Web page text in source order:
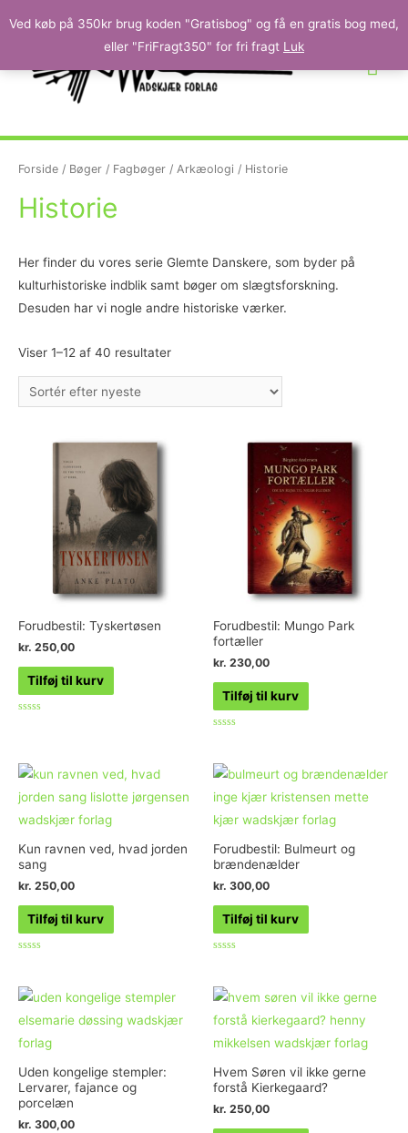
Ved køb på 350kr brug koden "Gratisbog" og få en gratis bog med,
eller "FriFragt350" for fri fragt Luk
Forside / Bøger / Fagbøger / Arkæologi / Historie
Historie
Her finder du vores serie Glemte Danskere, som byder på
kulturhistoriske indblik samt bøger om slægtsforskning.
Desuden har vi nogle andre historiske værker.
Viser 1–12 af 40 resultater
Forudbestil: Tyskertøsen
kr. 250,00
Tilføj til kurv
5
Forudbestil: Mungo Park
fortæller
kr. 230,00
Tilføj til kurv
af
5
Kun ravnen ved, hvad jorden
sang
kr. 250,00
Tilføj til kurv
af
5
Forudbestil: Bulmeurt og
brændenælder
kr. 300,00
Tilføj til kurv
af
5
Uden kongelige stempler:
Lervarer, fajance og
porcelæn
kr. 300,00
Hvem Søren vil ikke gerne
forstå Kierkegaard?
kr. 250,00